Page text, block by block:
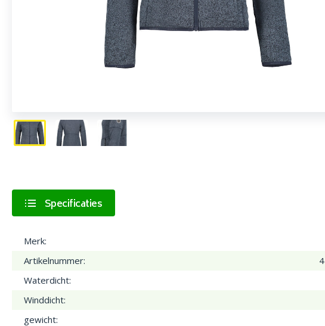
Specificaties
Merk:
Artikelnummer:
Waterdicht:
Winddicht:
gewicht: